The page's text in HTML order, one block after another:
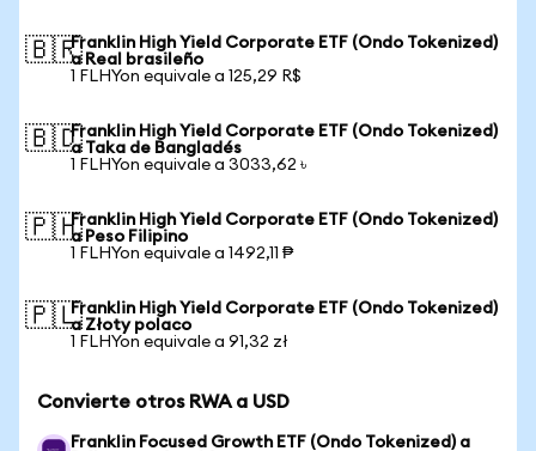
🇧🇷Franklin High Yield Corporate ETF (Ondo Tokenized)
a Real brasileño
1 FLHYon equivale a 125,29 R$
🇧🇩Franklin High Yield Corporate ETF (Ondo Tokenized)
a Taka de Bangladés
1 FLHYon equivale a 3033,62 ৳
🇵🇭Franklin High Yield Corporate ETF (Ondo Tokenized)
a Peso Filipino
1 FLHYon equivale a 1492,11 ₱
🇵🇱Franklin High Yield Corporate ETF (Ondo Tokenized)
a Złoty polaco
1 FLHYon equivale a 91,32 zł
Convierte otros RWA a USD
Franklin Focused Growth ETF (Ondo Tokenized) a